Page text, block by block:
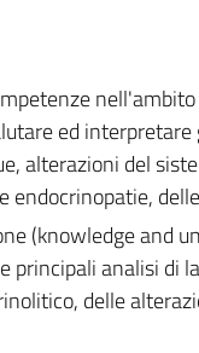
ed
alterazioni del
endocrinopatie,
(knowledge and
principali analisi di
delle